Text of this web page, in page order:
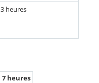
3 heures
7 heures